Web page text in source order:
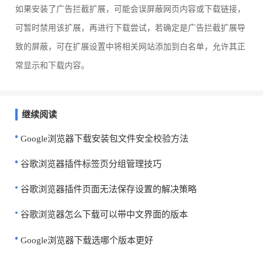
如果安装了广告拦截扩展，可能会误屏蔽网页内容或下载链接，
可暂时禁用该扩展，再进行下载尝试，若确定是广告拦截扩展导
致的屏蔽，可在扩展设置中将相关网站添加到白名单，允许其正
常显示和下载内容。
继续阅读
Google浏览器下载安装包文件安全校验方法
谷歌浏览器插件标签页分组管理技巧
谷歌浏览器插件页面无法保存设置的解决策略
谷歌浏览器怎么下载可以带中文界面的版本
Google浏览器下载选哪个版本更好